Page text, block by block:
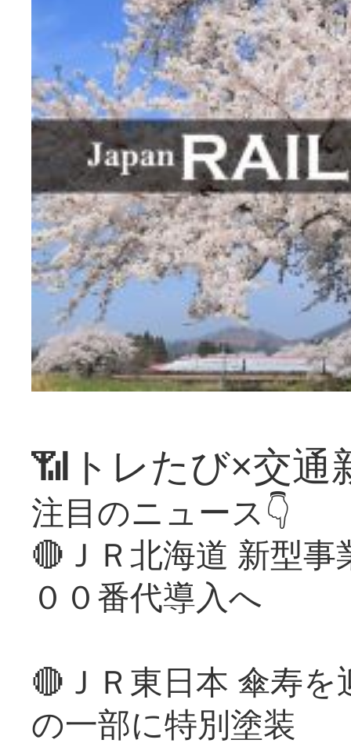
📶トレたび×交通
注目のニュース👇
🔴ＪＲ北海道 新型
００番代導入へ
🔴ＪＲ東日本 傘寿
の一部に特別塗装